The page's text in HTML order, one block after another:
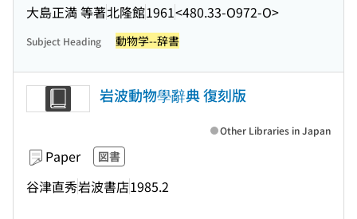
大島正満 等著北隆館1961<480.33-O972-O>
Subject Heading 動物学--辞書
岩波動物學辭典 復刻版
Paper 図書
谷津直秀岩波書店1985.2
Other Libraries in Japan